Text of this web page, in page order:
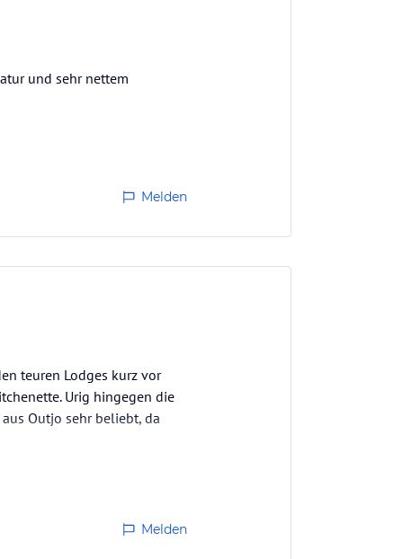
und sehr nettem
Melden
teuren Lodges kurz vor
Urig hingegen die
Outjo sehr beliebt, da
Melden